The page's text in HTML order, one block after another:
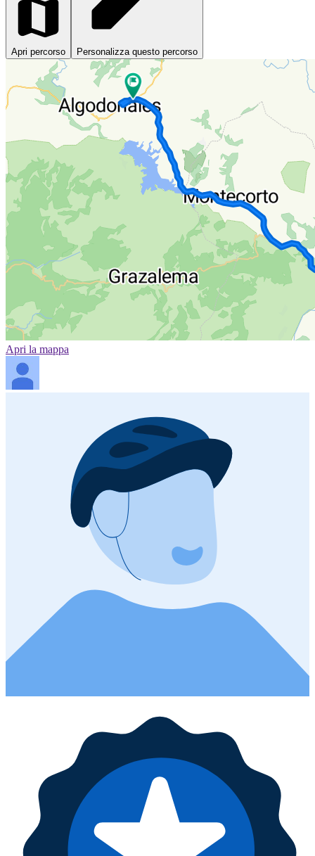
Apri percorso Personalizza questo percorso
Apri la mappa